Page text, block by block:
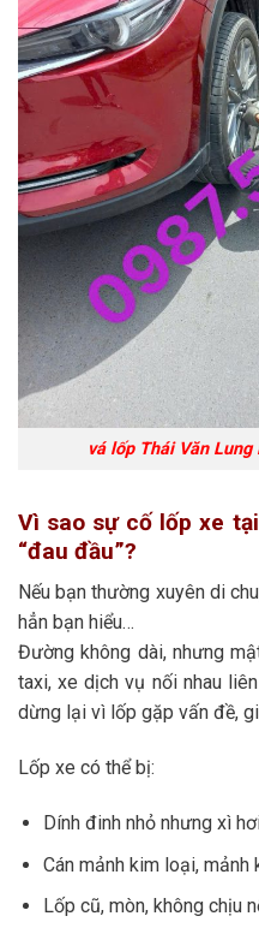
vá lốp Thái Văn
Vì sao sự cố lốp xe
“đau đầu”?
Nếu bạn thường xuyên di
hẳn bạn hiểu…
Đường không dài, nhưng
taxi, xe dịch vụ nối nhau
dừng lại vì lốp gặp vấn đề,
Lốp xe có thể bị:
Dính đinh nhỏ nhưng xì
Cán mảnh kim loại, mảnh
Lốp cũ, mòn, không chịu